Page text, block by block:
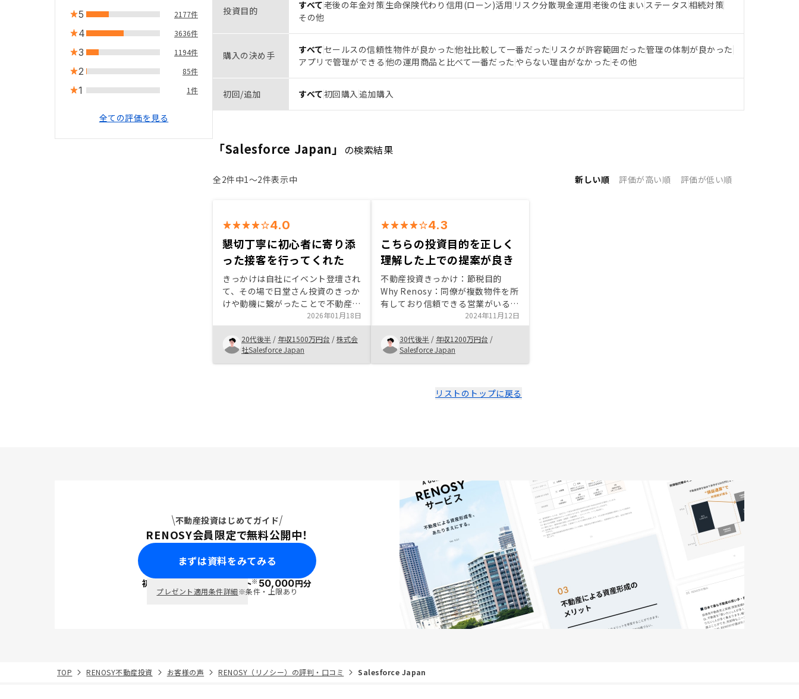
5 2177件
4 3636件
3 1194件
2 85件
1 1件
全ての評価を見る
投資目的 すべて老後の年金対策生命保険代わり 信用(ローン)活用 リスク分散現金運用老後の住まい ステータス相続対策
その他
購入の決め手 すべてセールスの信頼性物件が良かった他社比較して一番だった リスクが許容範囲だった管理の体制が良かった
アプリで管理ができる 他の運用商品と比べて一番だった やらない理由がなかったその他
初回/追加 すべて初回購入 追加購入
「Salesforce Japan」 の検索結果
全2件中1〜2件表示中 新しい順 評価が高い順 評価が低い順
4.0
懇切丁寧に初心者に寄り添
った接客を行ってくれた
きっかけは自社にイベント登壇され
て、その場で日堂さん投資のきっか
けや動機に繋がったことで不動産投
資に興味関心を抱いたことがきっか
けである。購入検討に関しては今後
の需要や街自体の発展が見込めるこ
とで家賃値上げを行っても十分利益
が見込めると判断できたため購入に
2026年01月18日
20代後半 / 年収1500万円台 /株式会
社Salesforce Japan
4.3
こちらの投資目的を正しく
理解した上での提案が良き
不動産投資きっかけ：節税目的
Why Renosy：同僚が複数物件を所
有しており信頼できる営業がいると
聞いたから おすすめポイント：不
動産管理がアプリで便利であるこ
と。市況を見極めた上で、最適な物
件提案をしてくれる営業がいること
2024年11月12日
30代後半 / 年収1200万円台 /
Salesforce Japan
リストのトップに戻る
不動産投資はじめてガイド
RENOSY会員限定で無料公開中！
まずは資料をみてみる
初回面談で ポイント※50,000円分
プレゼント適用条件詳細※条件・上限あり
TOP RENOSY不動産投資 お客様の声 RENOSY（リノシー）の評判・口コミ Salesforce Japan